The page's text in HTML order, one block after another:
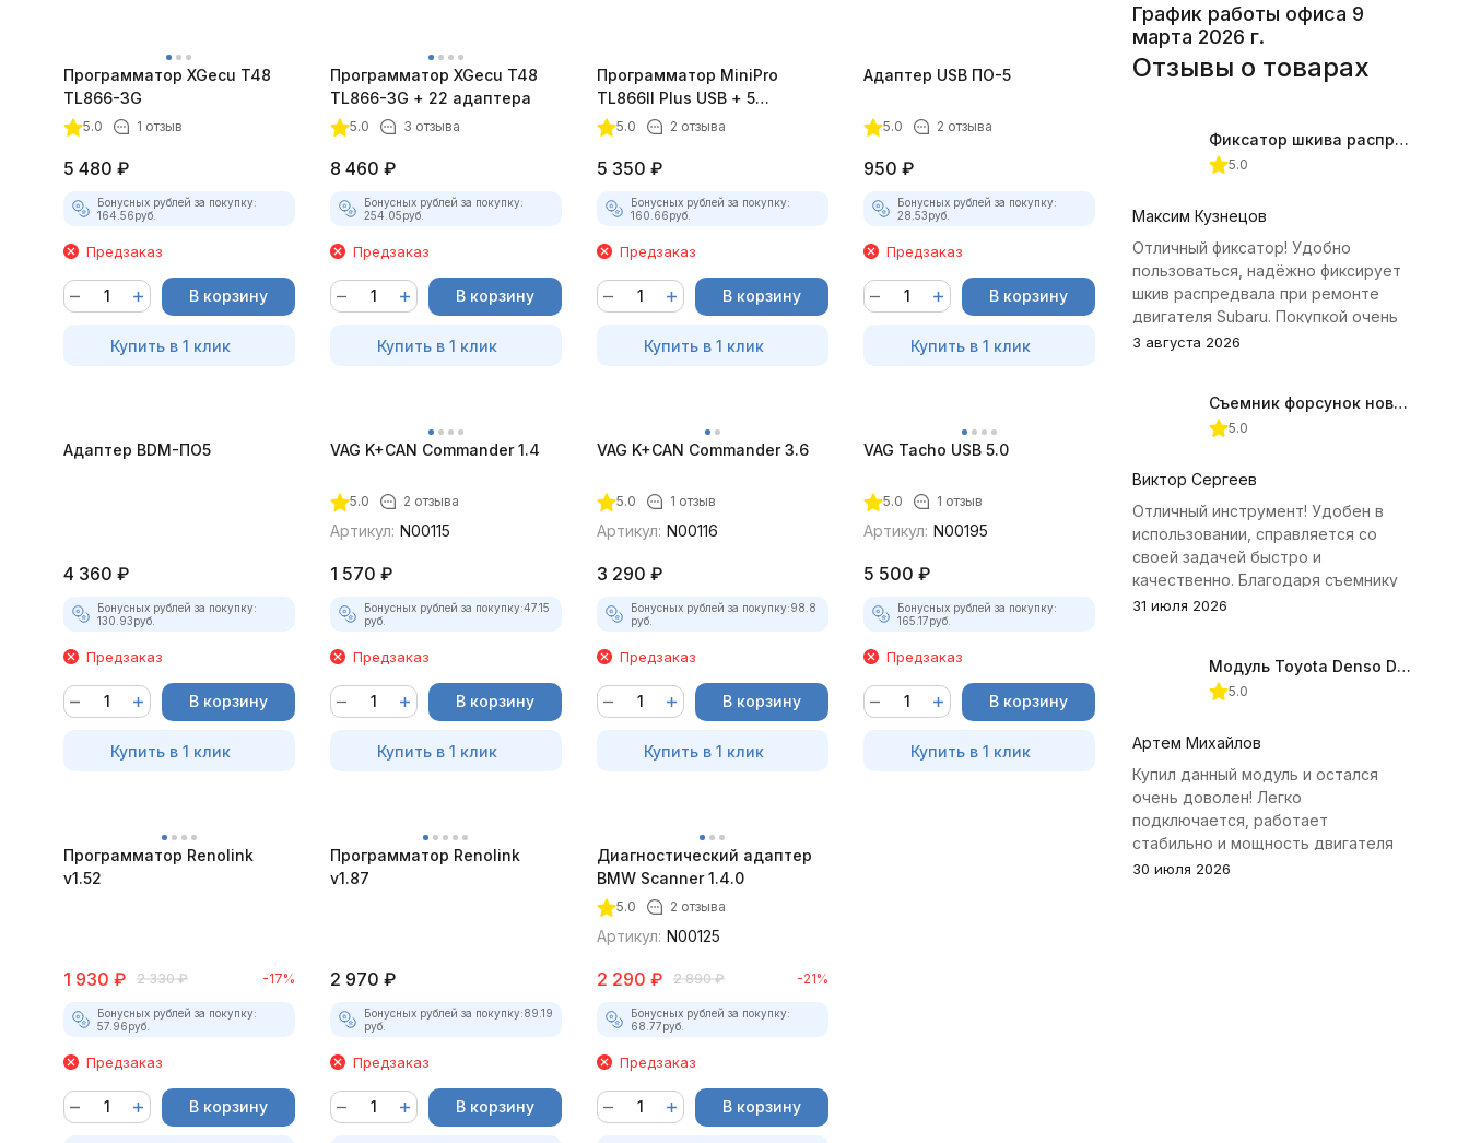
Программатор XGecu T48
TL866-3G
5.0 1 отзыв
5 480 ₽
Бонусных рублей за покупку:
164.56руб.
Предзаказ
В корзину
Купить в 1 клик
Программатор XGecu T48
TL866-3G + 22 адаптера
5.0 3 отзыва
8 460 ₽
Бонусных рублей за покупку:
254.05руб.
Предзаказ
В корзину
Купить в 1 клик
Программатор MiniPro
TL866II Plus USB + 5
адаптеров
5.0 2 отзыва
5 350 ₽
Бонусных рублей за покупку:
160.66руб.
Предзаказ
В корзину
Купить в 1 клик
Адаптер USB ПО-5
5.0 2 отзыва
950 ₽
Бонусных рублей за покупку:
28.53руб.
Предзаказ
В корзину
Купить в 1 клик
Адаптер BDM-ПО5
4 360 ₽
Бонусных рублей за покупку:
130.93руб.
Предзаказ
В корзину
Купить в 1 клик
VAG K+CAN Commander 1.4
5.0 2 отзыва
Артикул: N00115
1 570 ₽
Бонусных рублей за покупку:47.15
руб.
Предзаказ
В корзину
Купить в 1 клик
VAG K+CAN Commander 3.6
5.0 1 отзыв
Артикул: N00116
3 290 ₽
Бонусных рублей за покупку:98.8
руб.
Предзаказ
В корзину
Купить в 1 клик
VAG Tacho USB 5.0
5.0 1 отзыв
Артикул: N00195
5 500 ₽
Бонусных рублей за покупку:
165.17руб.
Предзаказ
В корзину
Купить в 1 клик
Программатор Renolink
v1.52
1 930 ₽ 2 330 ₽ -17%
Бонусных рублей за покупку:
57.96руб.
Предзаказ
В корзину
Программатор Renolink
v1.87
2 970 ₽
Бонусных рублей за покупку:89.19
руб.
Предзаказ
В корзину
Диагностический адаптер
BMW Scanner 1.4.0
5.0 2 отзыва
Артикул: N00125
2 290 ₽ 2 890 ₽ -21%
Бонусных рублей за покупку:
68.77руб.
Предзаказ
В корзину
График работы офиса 9
марта 2026 г.
Отзывы о товарах
Фиксатор шкива распредвала (Subaru) JTC-4409
5.0
Максим Кузнецов
Отличный фиксатор! Удобно
пользоваться, надёжно фиксирует
шкив распредвала при ремонте
двигателя Subaru. Покупкой очень
доволен.
3 августа 2026
Съемник форсунок новых дизельных двигателей Jonnesway
5.0
Виктор Сергеев
Отличный инструмент! Удобен в
использовании, справляется со
своей задачей быстро и
качественно. Благодаря съемнику
удалось избежать лишних хлопот с
31 июля 2026
Модуль Toyota Denso Diesel 2.8D для ChipTuningPRO
5.0
Артем Михайлов
Купил данный модуль и остался
очень доволен! Легко
подключается, работает
стабильно и мощность двигателя
заметно увеличилась. Рекомендую
30 июля 2026